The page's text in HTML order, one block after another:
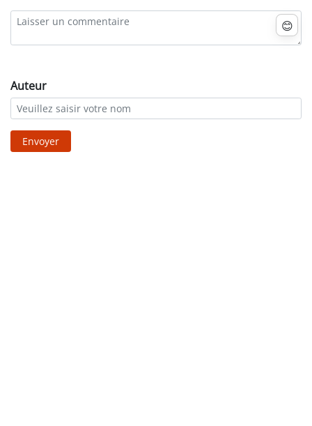
😊
Auteur
Envoyer